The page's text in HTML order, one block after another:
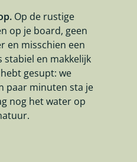
Op de rustige
op je board, geen
en misschien een
stabiel en makkelijk
gesupt: we
paar minuten sta je
nog het water op